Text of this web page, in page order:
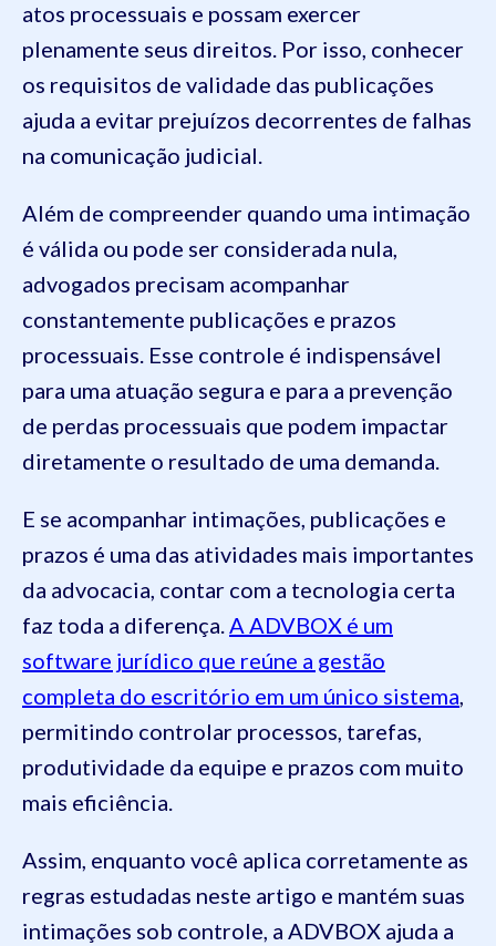
atos processuais e possam exercer
plenamente seus direitos. Por isso, conhecer
os requisitos de validade das publicações
ajuda a evitar prejuízos decorrentes de falhas
na comunicação judicial.
Além de compreender quando uma intimação
é válida ou pode ser considerada nula,
advogados precisam acompanhar
constantemente publicações e prazos
processuais. Esse controle é indispensável
para uma atuação segura e para a prevenção
de perdas processuais que podem impactar
diretamente o resultado de uma demanda.
E se acompanhar intimações, publicações e
prazos é uma das atividades mais importantes
da advocacia, contar com a tecnologia certa
faz toda a diferença.A ADVBOX é um
software jurídico que reúne a gestão
completa do escritório em um único sistema,
permitindo controlar processos, tarefas,
produtividade da equipe e prazos com muito
mais eficiência.
Assim, enquanto você aplica corretamente as
regras estudadas neste artigo e mantém suas
intimações sob controle, a ADVBOX ajuda a